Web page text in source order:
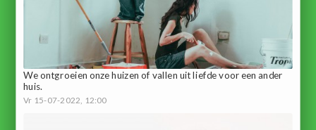
We ontgroeien onze huizen of vallen uit liefde voor een ander
huis.
Vr 15-07-2022, 12:00